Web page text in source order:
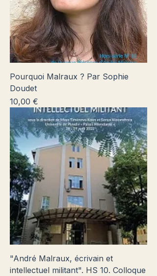
Pourquoi Malraux ? Par Sophie
Doudet
Prix
10,00 €
"André Malraux, écrivain et
intellectuel militant". HS 10. Colloque